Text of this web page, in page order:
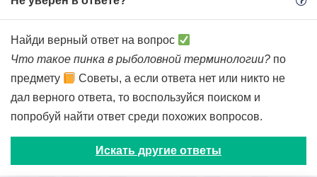
Найди верный ответ на вопрос
Что такое пинка в рыболовной терминологии? по
предмету
Советы, а если ответа нет или никто не
дал верного ответа, то воспользуйся поиском и
попробуй найти ответ среди похожих вопросов.
Искать другие ответы